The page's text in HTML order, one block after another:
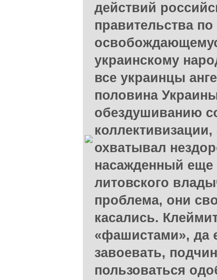
действий
правительства
украинскому
все украинцы
половина
обездушиванию
охватывал
насажденный еще
литовского
проблема, они
касались.
«фашистами», да
завоевать,
пользоваться